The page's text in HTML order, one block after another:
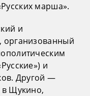
марша».
и
и
Другой —
в Щукино,